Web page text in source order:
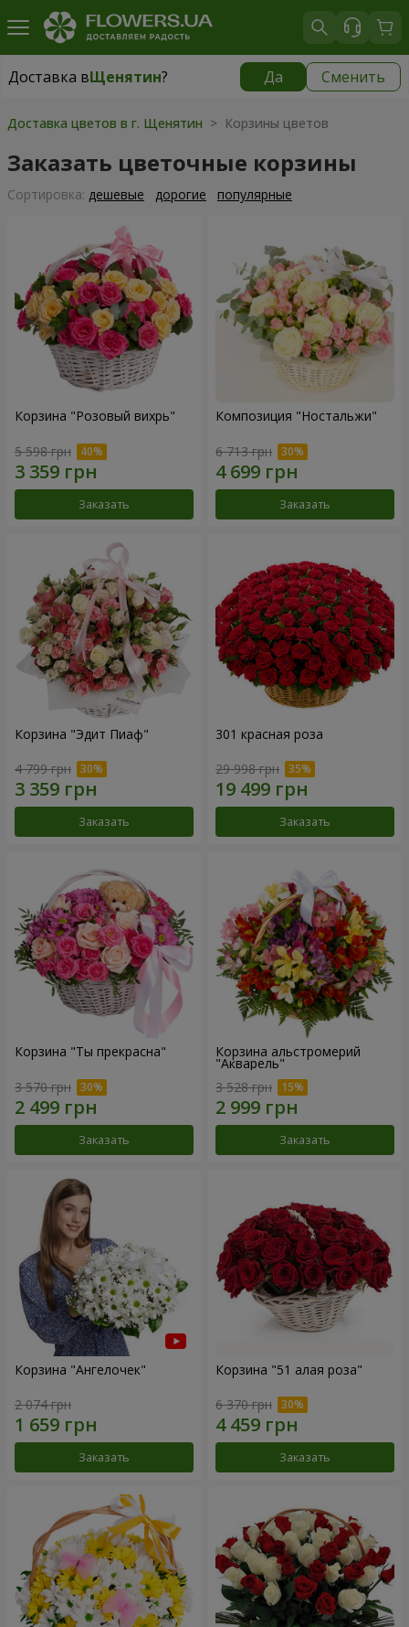
Доставка вЩенятин? Да Сменить
Доставка вЩенятин|
Доставка цветов в г. Щенятин > Корзины цветов
Заказать цветочные корзины
Cортировка: дешевые дорогие популярные
Корзина "Розовый вихрь"
5 598 грн
Заказать
Композиция "Ностальжи"
6 713 грн
Заказать
Корзина "Эдит Пиаф"
4 799 грн
Заказать
301 красная роза
29 998 грн
Заказать
Корзина "Ты прекрасна"
3 570 грн
Заказать
Корзина альстромерий
"Акварель"
3 528 грн
Заказать
Корзина "Ангелочек"
2 074 грн
Заказать
Корзина "51 алая роза"
6 370 грн
Заказать